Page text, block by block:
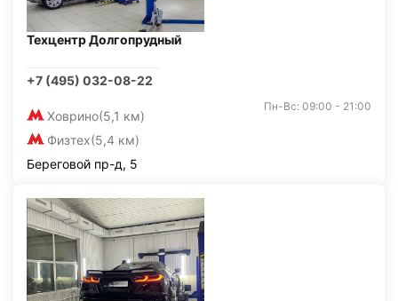
Техцентр Долгопрудный
+7 (495) 032-08-22
Ховрино(5,1 км)
Физтех(5,4 км)
Пн-Вс: 09:00 - 21:00
Береговой пр-д, 5